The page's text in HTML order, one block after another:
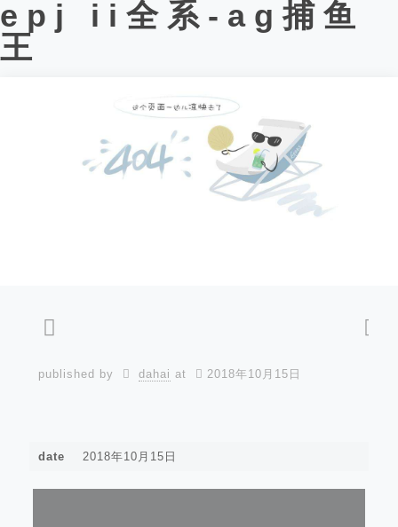
epj ii全系-ag捕鱼
王
published by dahai at 2018年10月15日
date 2018年10月15日